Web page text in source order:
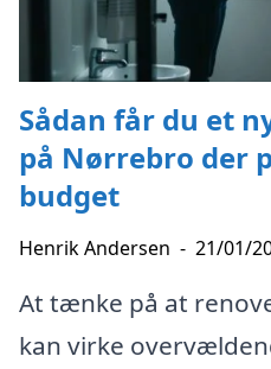
Sådan får du et
på Nørrebro der
budget
Henrik Andersen - 21/01/
At tænke på at
kan virke